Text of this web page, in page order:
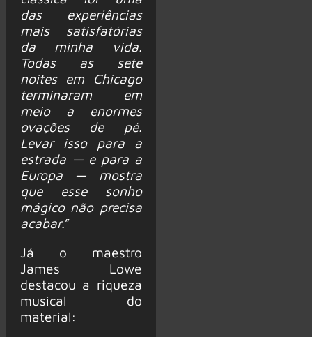
das experiências
mais satisfatórias
da minha vida.
Todas as sete
noites em Chicago
terminaram em
meio a enormes
ovações de pé.
Levar isso para a
estrada — e para a
Europa — mostra
que esse sonho
mágico não precisa
acabar.”
Já o maestro
James Lowe
destacou a riqueza
musical do
material: